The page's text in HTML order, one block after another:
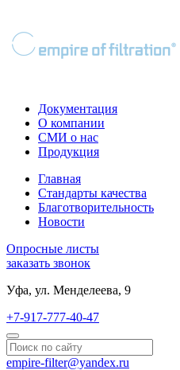
Документация
О компании
СМИ о нас
Продукция
Главная
Стандарты качества
Благотворительность
Новости
Опросные листы
заказать звонок
Уфа, ул. Менделеева, 9
+7-917-777-40-47
empire-filter@yandex.ru